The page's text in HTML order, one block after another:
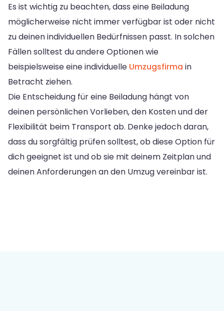
Es ist wichtig zu beachten, dass eine Beiladung
möglicherweise nicht immer verfügbar ist oder nicht
zu deinen individuellen Bedürfnissen passt. In solchen
Fällen solltest du andere Optionen wie
beispielsweise eine individuelle Umzugsfirma in
Betracht ziehen.
Die Entscheidung für eine Beiladung hängt von
deinen persönlichen Vorlieben, den Kosten und der
Flexibilität beim Transport ab. Denke jedoch daran,
dass du sorgfältig prüfen solltest, ob diese Option für
dich geeignet ist und ob sie mit deinem Zeitplan und
deinen Anforderungen an den Umzug vereinbar ist.